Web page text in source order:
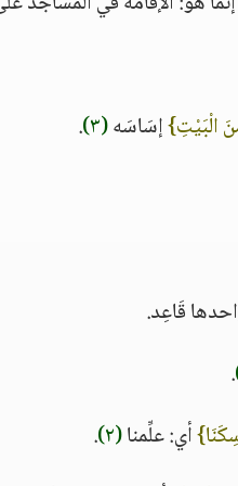
الْبَيْتِ}إسَاسَه(٣) .
قَاعِد.
.
أي: علِّمنا(٢) .